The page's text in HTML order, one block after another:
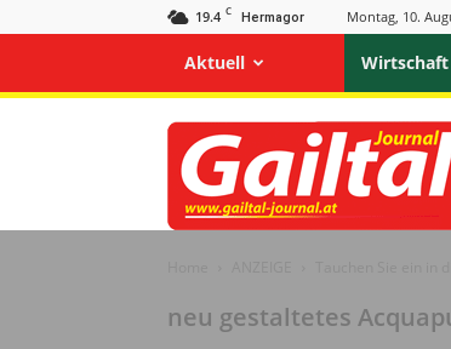
19.4 C Hermagor Montag, 10.
Aktuell Wirtschaft
Gailtal
Journal
neu gestaltetes